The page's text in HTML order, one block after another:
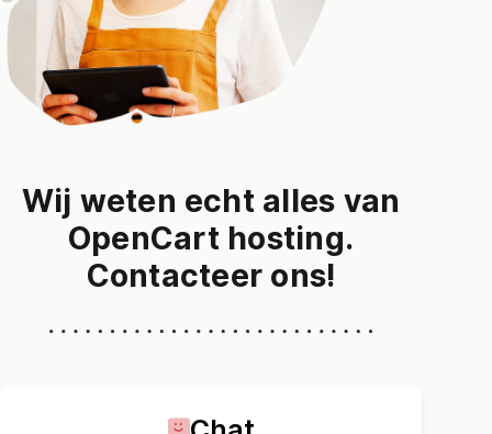
Wij weten echt alles van
OpenCart hosting.
Contacteer ons!